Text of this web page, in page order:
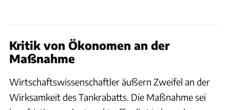
Kritik von Ökonomen an der
Maßnahme
Wirtschaftswissenschaftler äußern Zweifel an der
Wirksamkeit des Tankrabatts. Die Maßnahme sei